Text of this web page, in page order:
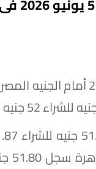
سجل سعر الدولار اليوم